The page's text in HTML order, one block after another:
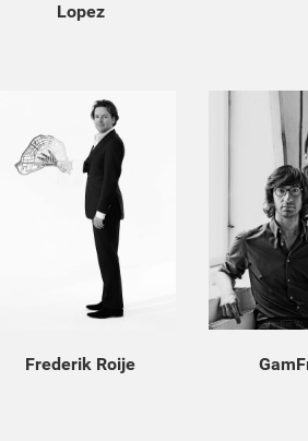
Lopez
Frederik Roije